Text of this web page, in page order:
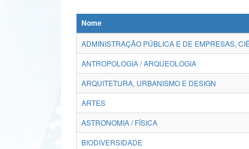
Nome
ADMINISTRAÇÃO PÚBLICA E DE EMPRESAS,
ANTROPOLOGIA / ARQUEOLOGIA
ARQUITETURA, URBANISMO E DESIGN
ARTES
ASTRONOMIA / FÍSICA
BIODIVERSIDADE